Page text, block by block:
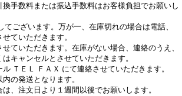
手数料または振込手数料はお客様負担でお願いし
ざいます。万が一、在庫切れの場合は電話、
だきます。
だきます。在庫がない場合、連絡のうえ、
ルとさせていただきます。
Ｌ ＦＡＸ にて連絡させていただきます。
発送となります。
より１週間以後でお願いします。